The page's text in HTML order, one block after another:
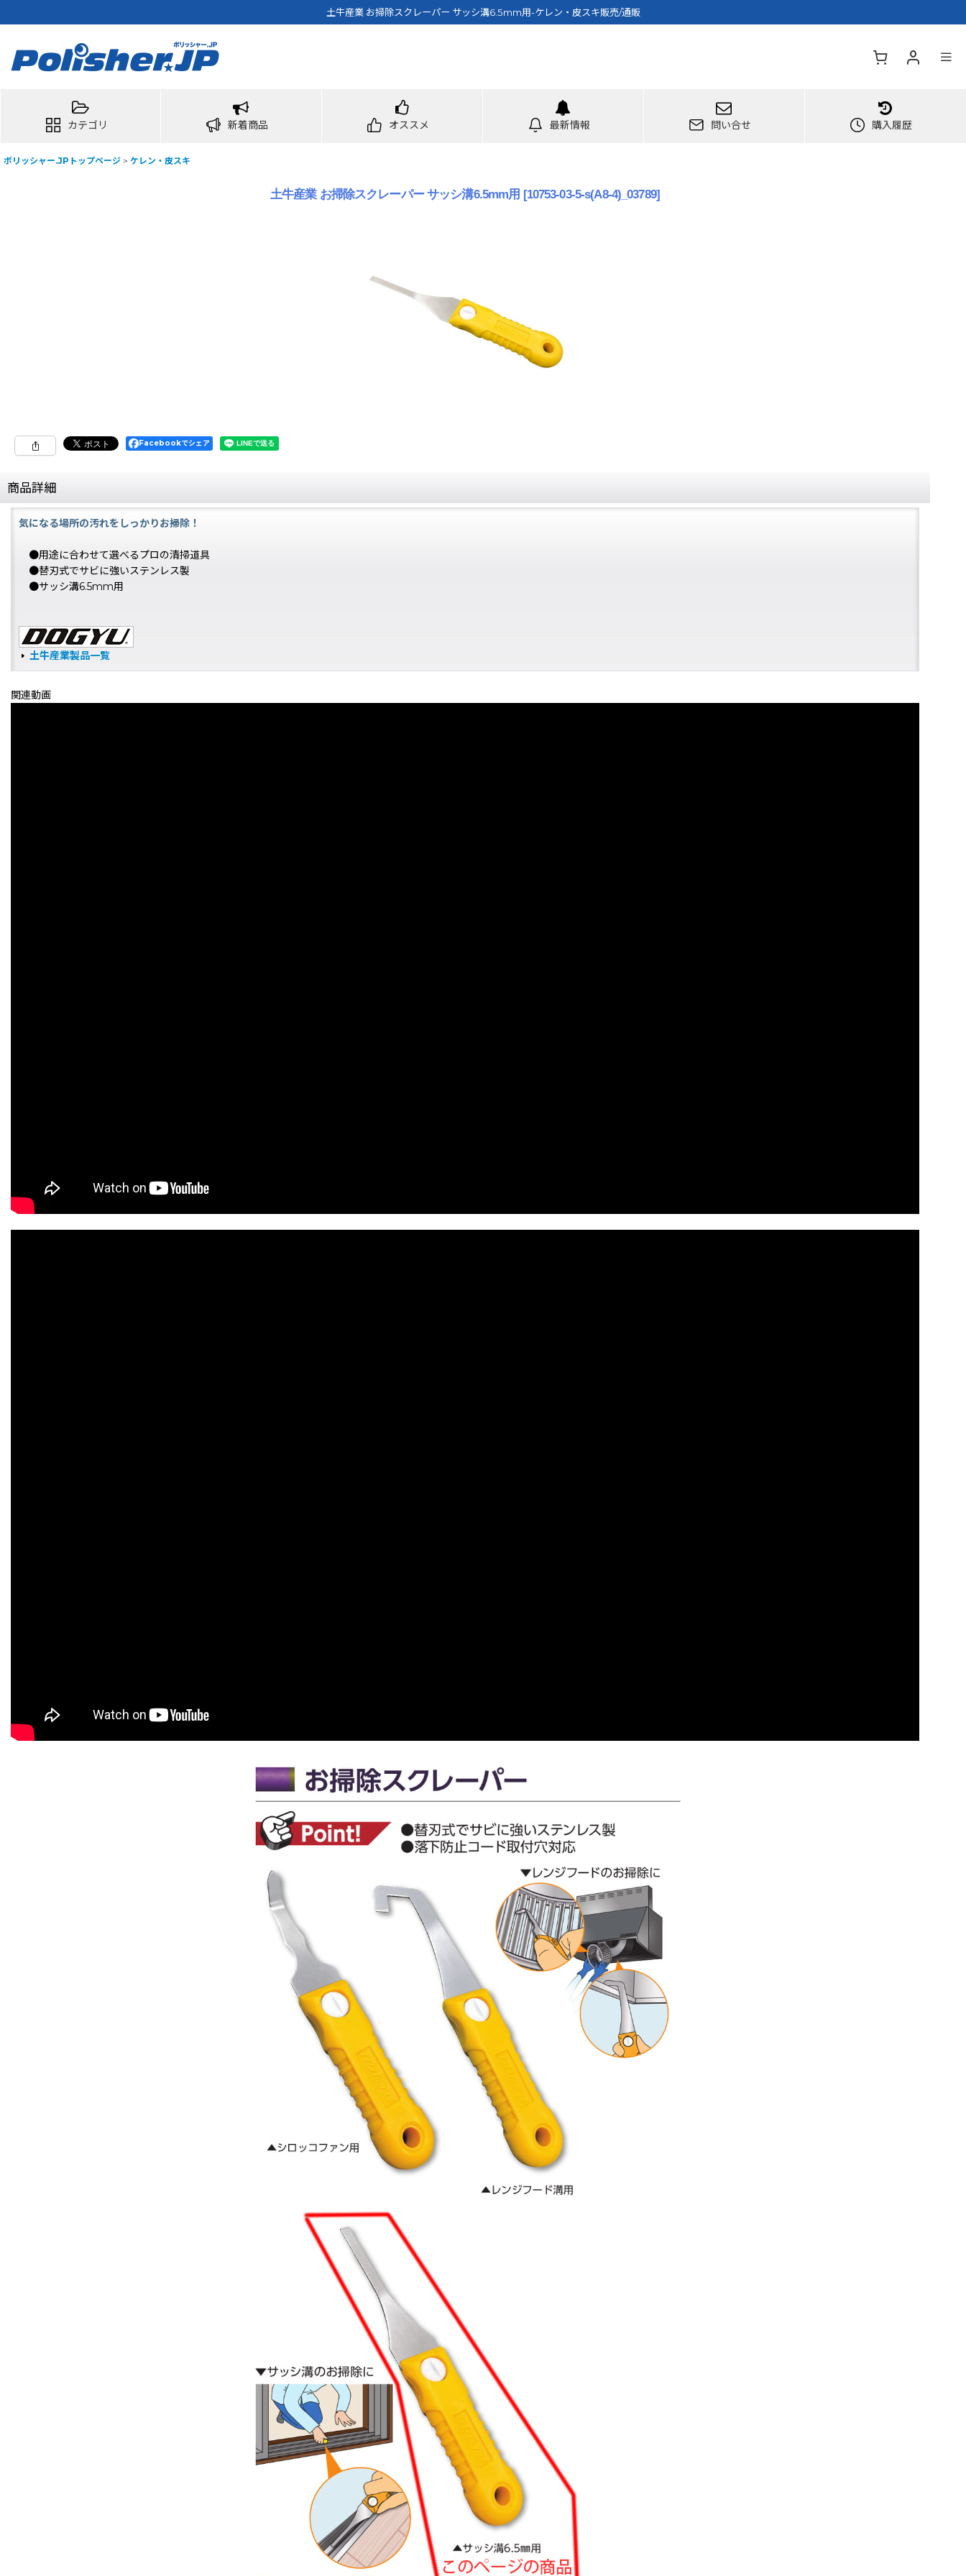
土牛産業 お掃除スクレーパー サッシ溝6.5mm用-ケレン・皮スキ販売/通販
カテゴリ 新着商品 オススメ 最新情報 問い合せ 購入履歴
ポリッシャー.JPトップページ > ケレン・皮スキ
土牛産業 お掃除スクレーパー サッシ溝6.5mm用 [10753-03-5-s(A8-4)_03789]
Facebookでシェア
商品詳細
気になる場所の汚れをしっかりお掃除！
●用途に合わせて選べるプロの清掃道具
●替刃式でサビに強いステンレス製
●サッシ溝6.5mm用
土牛産業製品一覧
関連動画